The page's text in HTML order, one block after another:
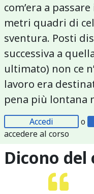
com’era a
metri quadri di
sventura. Posti
successiva a
ultimato) non ce
lavoro era
pena più lontana
Accedi o
accedere al corso
Dicono del